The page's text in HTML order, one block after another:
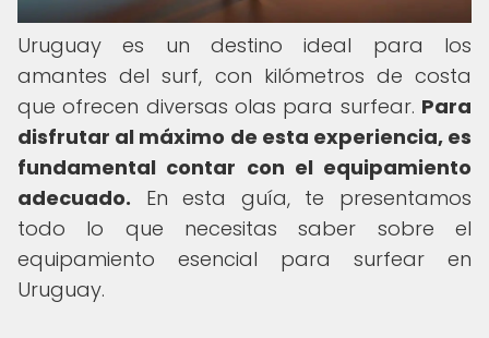
Uruguay es un destino ideal para los
amantes del surf, con kilómetros de costa
que ofrecen diversas olas para surfear. Para
disfrutar al máximo de esta experiencia, es
fundamental contar con el equipamiento
adecuado. En esta guía, te presentamos
todo lo que necesitas saber sobre el
equipamiento esencial para surfear en
Uruguay.